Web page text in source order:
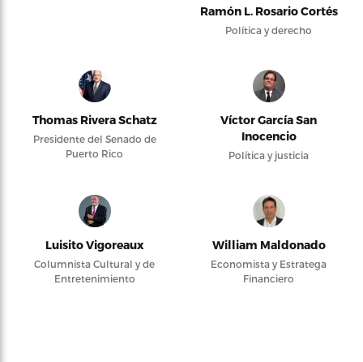
Ramón L. Rosario Cortés
Política y derecho
Thomas Rivera Schatz
Presidente del Senado de
Puerto Rico
Víctor García San
Inocencio
Política y justicia
Luisito Vigoreaux
Columnista Cultural y de
Entretenimiento
William Maldonado
Economista y Estratega
Financiero